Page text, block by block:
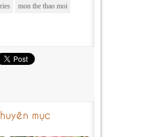
mon the thao moi
mục